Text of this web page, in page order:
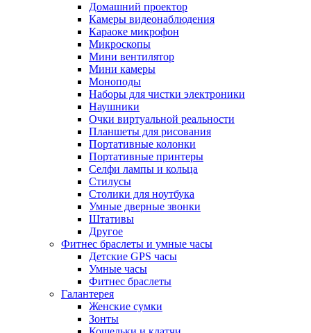
Домашний проектор
Камеры видеонаблюдения
Караоке микрофон
Микроскопы
Мини вентилятор
Мини камеры
Моноподы
Наборы для чистки электроники
Наушники
Очки виртуальной реальности
Планшеты для рисования
Портативные колонки
Портативные принтеры
Селфи лампы и кольца
Стилусы
Столики для ноутбука
Умные дверные звонки
Штативы
Другое
Фитнес браслеты и умные часы
Детские GPS часы
Умные часы
Фитнес браслеты
Галантерея
Женские сумки
Зонты